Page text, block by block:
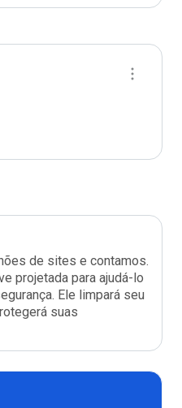
de sites e contamos.
projetada para ajudá-lo
Ele limpará seu
suas